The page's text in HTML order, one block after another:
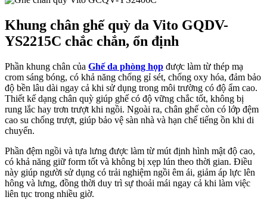
Khung chân ghế quỳ da Vito GQDV-
YS2215C chắc chắn, ổn định
Phần khung chân của Ghế da phòng họp được làm từ thép mạ
crom sáng bóng, có khả năng chống gỉ sét, chống oxy hóa, đảm bảo
độ bền lâu dài ngay cả khi sử dụng trong môi trường có độ ẩm cao.
Thiết kế dạng chân quỳ giúp ghế có độ vững chắc tốt, không bị
rung lắc hay trơn trượt khi ngồi. Ngoài ra, chân ghế còn có lớp đệm
cao su chống trượt, giúp bảo vệ sàn nhà và hạn chế tiếng ồn khi di
chuyển.
Phần đệm ngồi và tựa lưng được làm từ mút định hình mật độ cao,
có khả năng giữ form tốt và không bị xẹp lún theo thời gian. Điều
này giúp người sử dụng có trải nghiệm ngồi êm ái, giảm áp lực lên
hông và lưng, đồng thời duy trì sự thoải mái ngay cả khi làm việc
liên tục trong nhiều giờ.